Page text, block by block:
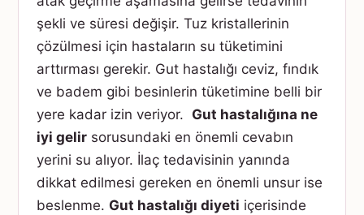
şekli ve süresi değişir. Tuz kristallerinin
çözülmesi için hastaların su tüketimini
arttırması gerekir. Gut hastalığı ceviz, fındık
ve badem gibi besinlerin tüketimine belli bir
yere kadar izin veriyor. Gut hastalığına ne
iyi gelir sorusundaki en önemli cevabın
yerini su alıyor. İlaç tedavisinin yanında
dikkat edilmesi gereken en önemli unsur ise
beslenme. Gut hastalığı diyeti içerisinde